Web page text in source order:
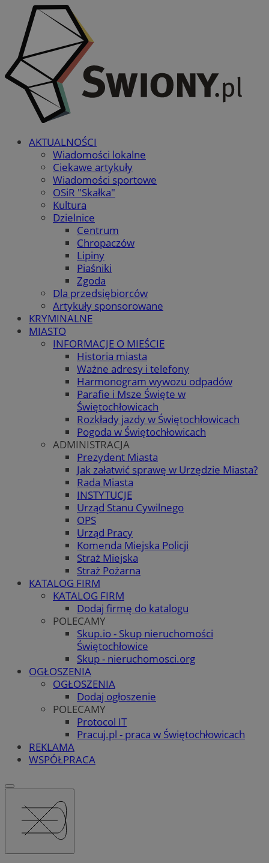
AKTUALNOŚCI
Wiadomości lokalne
Ciekawe artykuły
Wiadomości sportowe
OSiR "Skałka"
Kultura
Dzielnice
Centrum
Chropaczów
Lipiny
Piaśniki
Zgoda
Dla przedsiębiorców
Artykuły sponsorowane
KRYMINALNE
MIASTO
INFORMACJE O MIEŚCIE
Historia miasta
Ważne adresy i telefony
Harmonogram wywozu odpadów
Parafie i Msze Święte w
Świętochłowicach
Rozkłady jazdy w Świętochłowicach
Pogoda w Świętochłowicach
ADMINISTRACJA
Prezydent Miasta
Jak załatwić sprawę w Urzędzie Miasta?
Rada Miasta
INSTYTUCJE
Urząd Stanu Cywilnego
OPS
Urząd Pracy
Komenda Miejska Policji
Straż Miejska
Straż Pożarna
KATALOG FIRM
KATALOG FIRM
Dodaj firmę do katalogu
POLECAMY
Skup.io - Skup nieruchomości
Świętochłowice
Skup - nieruchomosci.org
OGŁOSZENIA
OGŁOSZENIA
Dodaj ogłoszenie
POLECAMY
Protocol IT
Pracuj.pl - praca w Świętochłowicach
REKLAMA
WSPÓŁPRACA